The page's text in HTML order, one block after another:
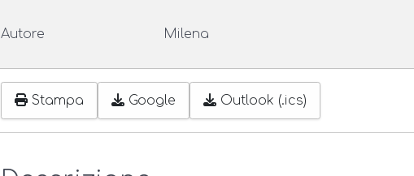
Autore Milena
Stampa Google Outlook (.ics)